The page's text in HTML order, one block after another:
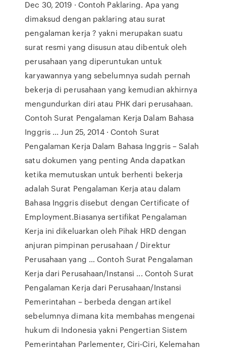
Dec 30, 2019 · Contoh Paklaring. Apa yang
dimaksud dengan paklaring atau surat
pengalaman kerja ? yakni merupakan suatu
surat resmi yang disusun atau dibentuk oleh
perusahaan yang diperuntukan untuk
karyawannya yang sebelumnya sudah pernah
bekerja di perusahaan yang kemudian akhirnya
mengundurkan diri atau PHK dari perusahaan.
Contoh Surat Pengalaman Kerja Dalam Bahasa
Inggris ... Jun 25, 2014 · Contoh Surat
Pengalaman Kerja Dalam Bahasa Inggris – Salah
satu dokumen yang penting Anda dapatkan
ketika memutuskan untuk berhenti bekerja
adalah Surat Pengalaman Kerja atau dalam
Bahasa Inggris disebut dengan Certificate of
Employment.Biasanya sertifikat Pengalaman
Kerja ini dikeluarkan oleh Pihak HRD dengan
anjuran pimpinan perusahaan / Direktur
Perusahaan yang … Contoh Surat Pengalaman
Kerja dari Perusahaan/Instansi ... Contoh Surat
Pengalaman Kerja dari Perusahaan/Instansi
Pemerintahan – berbeda dengan artikel
sebelumnya dimana kita membahas mengenai
hukum di Indonesia yakni Pengertian Sistem
Pemerintahan Parlementer, Ciri-Ciri, Kelemahan